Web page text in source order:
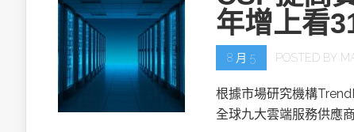
年增上看
8 月 5 POSTED BY
根據市場研究機構
全球九大雲端服務供應